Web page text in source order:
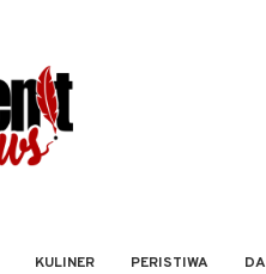
KULINER PERISTIWA